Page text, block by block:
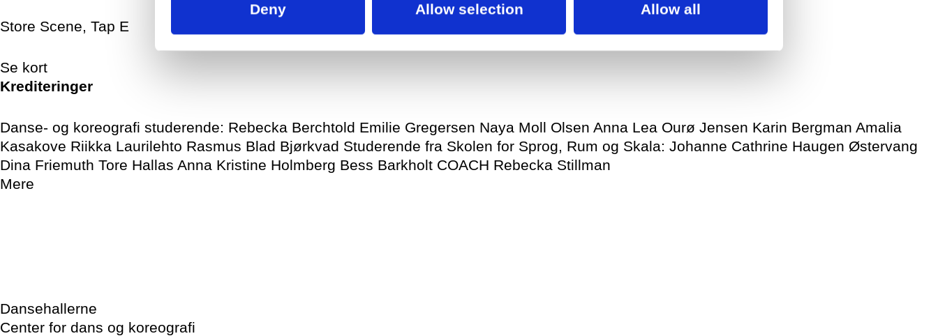
Deny Allow selection Allow all
Store Scene, Tap E
Se kort
Krediteringer
Danse- og koreografi studerende: Rebecka Berchtold Emilie Gregersen Naya Moll Olsen Anna Lea Ourø Jensen Karin Bergman Amalia
Kasakove Riikka Laurilehto Rasmus Blad Bjørkvad Studerende fra Skolen for Sprog, Rum og Skala: Johanne Cathrine Haugen Østervang
Dina Friemuth Tore Hallas Anna Kristine Holmberg Bess Barkholt COACH Rebecka Stillman
Mere
Dansehallerne
Center for dans og koreografi